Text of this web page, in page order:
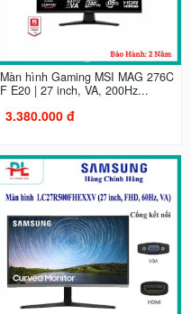
Màn hình Gaming MSI MAG 276C
F E20 | 27 inch, VA, 200Hz...
3.380.000 đ